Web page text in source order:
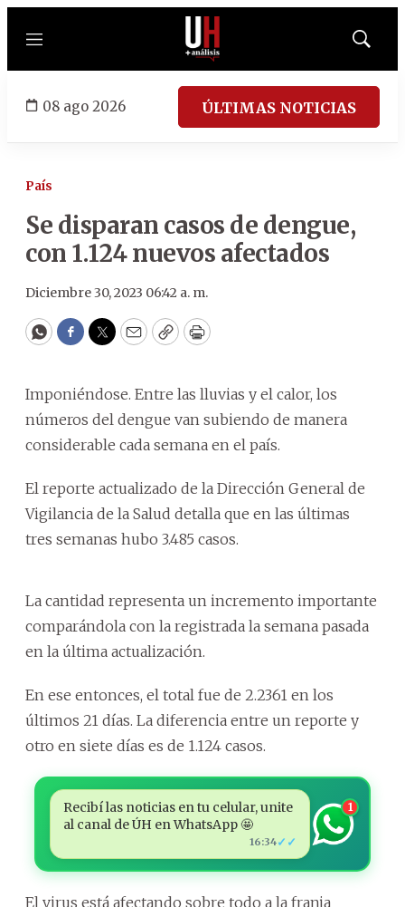
Menú
Mostrar
08 ago 2026 ÚLTIMAS NOTICIAS
País
Se disparan casos de dengue,
con 1.124 nuevos afectados
Diciembre 30, 2023 06:42 a. m.
WhatsApp
Facebook
Twitter
EmailCopyPrint
Imponiéndose. Entre las lluvias y el calor, los
números del dengue van subiendo de manera
considerable cada semana en el país.
El reporte actualizado de la Dirección General de
Vigilancia de la Salud detalla que en las últimas
tres semanas hubo 3.485 casos.
La cantidad representa un incremento importante
comparándola con la registrada la semana pasada
en la última actualización.
En ese entonces, el total fue de 2.2361 en los
últimos 21 días. La diferencia entre un reporte y
otro en siete días es de 1.124 casos.
Recibí las noticias en tu celular, unite
al canal de ÚH en WhatsApp 🤩
16:34✓✓
1
El virus está afectando sobre todo a la franja